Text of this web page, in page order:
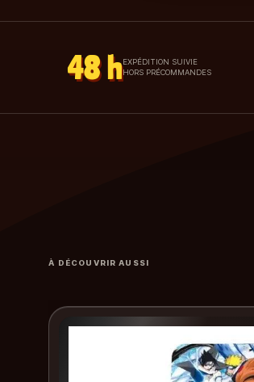
48 hEXPÉDITION SUIVIE
HORS PRÉCOMMANDES
À DÉCOUVRIR AUSSI